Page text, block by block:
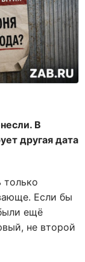
В
другая дата
только
Если бы
ещё
не второй